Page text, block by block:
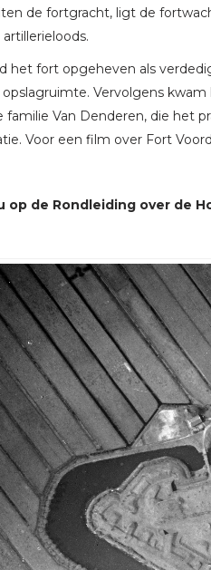
de fortgracht, ligt de
het fort opgeheven als
Vervolgens
familie Van Denderen, die het
Voor een film over Fort
op de Rondleiding over de